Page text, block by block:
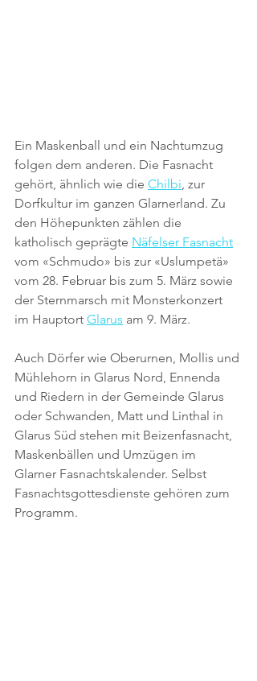
Ein Maskenball und ein Nachtumzug
folgen dem anderen. Die Fasnacht
gehört, ähnlich wie die Chilbi , zur
Dorfkultur im ganzen Glarnerland. Zu
den Höhepunkten zählen die
katholisch geprägte Näfelser Fasnacht
vom «Schmudo» bis zur «Uslumpetä»
vom 28. Februar bis zum 5. März sowie
der Sternmarsch mit Monsterkonzert
im Hauptort Glarus am 9. März.
Auch Dörfer wie Oberurnen, Mollis und
Mühlehorn in Glarus Nord, Ennenda
und Riedern in der Gemeinde Glarus
oder Schwanden, Matt und Linthal in
Glarus Süd stehen mit Beizenfasnacht,
Maskenbällen und Umzügen im
Glarner Fasnachtskalender. Selbst
Fasnachtsgottesdienste gehören zum
Programm.